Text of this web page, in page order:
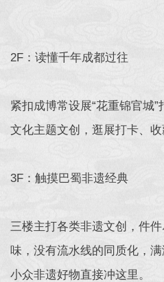
2F：读懂千年成都过往
紧扣成博常设展“花重锦官城
文化主题文创，逛展打卡、收
3F：触摸巴蜀非遗经典
三楼主打各类非遗文创，件
味，没有流水线的同质化，
小众非遗好物直接冲这里。